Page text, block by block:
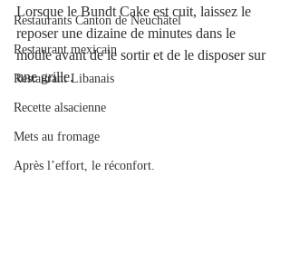
Restaurants Canton de Neuchâtel
Restaurant mexicain
Restaurant Libanais
Recette alsacienne
Mets au fromage
Après l’effort, le réconfort.
Lorsque le Bundt Cake est cuit, laissez le
reposer une dizaine de minutes dans le
moule avant de le sortir et de le disposer sur
une grille.